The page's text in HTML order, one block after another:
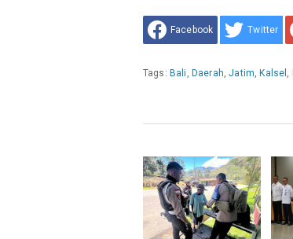
Facebook Twitter
Tags: Bali , Daerah,Jatim, Kalsel ,